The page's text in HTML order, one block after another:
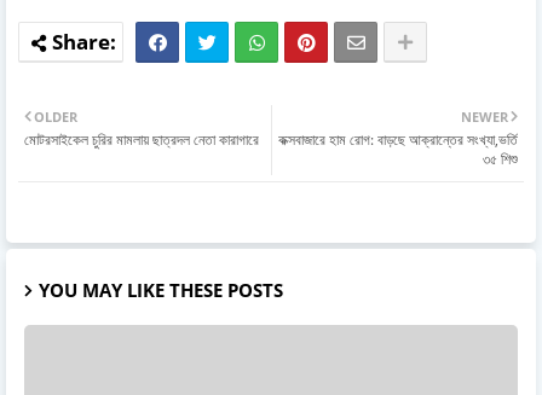
NEWER
কক্সবাজারে হাম রোগ: বাড়ছে আক্রান্তের সংখ্যা,ভর্তি
৩৫ শিশু
OLDER
মোটরসাইকেল চুরির মামলায় ছাত্রদল নেতা কারাগারে
YOU MAY LIKE THESE POSTS